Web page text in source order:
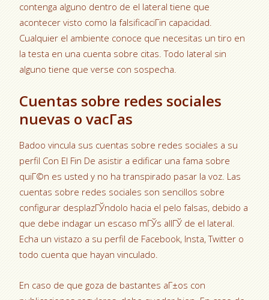
contenga alguno dentro de el lateral tiene que
acontecer visto como la falsificaciГіn capacidad.
Cualquier el ambiente conoce que necesitas un tiro en
la testa en una cuenta sobre citas. Todo lateral sin
alguno tiene que verse con sospecha.
Cuentas sobre redes sociales
nuevas o vacГ­as
Badoo vincula sus cuentas sobre redes sociales a su
perfil Con El Fin De asistir a edificar una fama sobre
quiГ©n es usted y no ha transpirado pasar la voz. Las
cuentas sobre redes sociales son sencillos sobre
configurar desplazГЎndolo hacia el pelo falsas, debido a
que debe indagar un escaso mГЎs allГЎ de el lateral.
Echa un vistazo a su perfil de Facebook, Insta, Twitter o
todo cuenta que hayan vinculado.
En caso de que goza de bastantes aГ±os con